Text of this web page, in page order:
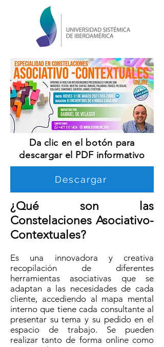
Da clic en el botón para
descargar el PDF informativo
Descargar
¿Qué son las
Constelaciones Asociativo-
Contextuales?
Es una innovadora y creativa
recopilación de diferentes
herramientas asociativas que se
adaptan a las necesidades de cada
cliente, accediendo al mapa mental
interno que tiene cada consultante al
presentar su tema y su pedido en el
espacio de trabajo. Se pueden
realizar tanto de forma online como